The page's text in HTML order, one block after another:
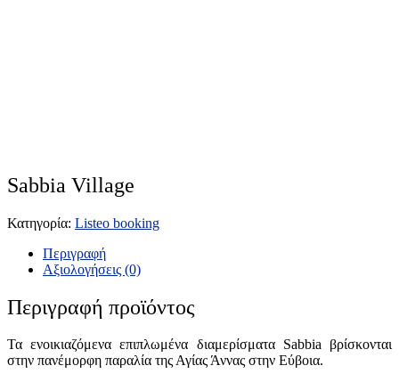
Sabbia Village
Κατηγορία: Listeo booking
Περιγραφή
Αξιολογήσεις (0)
Περιγραφή προϊόντος
Τα ενοικιαζόμενα επιπλωμένα διαμερίσματα Sabbia βρίσκονται
στην πανέμορφη παραλία της Αγίας Άννας στην Εύβοια.